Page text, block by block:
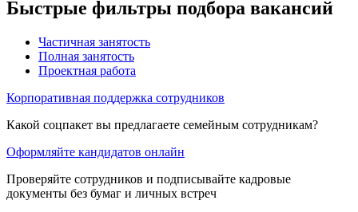
Быстрые фильтры подбора вакансий
Частичная занятость
Полная занятость
Проектная работа
Корпоративная поддержка сотрудников
Какой соцпакет вы предлагаете семейным сотрудникам?
Оформляйте кандидатов онлайн
Проверяйте сотрудников и подписывайте кадровые
документы без бумаг и личных встреч